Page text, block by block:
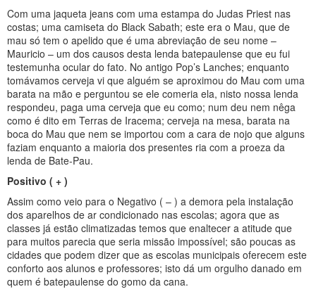
Com uma jaqueta jeans com uma estampa do Judas Priest nas
costas; uma camiseta do Black Sabath; este era o Mau, que de
mau só tem o apelido que é uma abreviação de seu nome –
Mauricio – um dos causos desta lenda batepaulense que eu fui
testemunha ocular do fato. No antigo Pop’s Lanches; enquanto
tomávamos cerveja vi que alguém se aproximou do Mau com uma
barata na mão e perguntou se ele comeria ela, nisto nossa lenda
respondeu, paga uma cerveja que eu como; num deu nem nêga
como é dito em Terras de Iracema; cerveja na mesa, barata na
boca do Mau que nem se importou com a cara de nojo que alguns
faziam enquanto a maioria dos presentes ria com a proeza da
lenda de Bate-Pau.
Positivo ( + )
Assim como veio para o Negativo ( – ) a demora pela instalação
dos aparelhos de ar condicionado nas escolas; agora que as
classes já estão climatizadas temos que enaltecer a atitude que
para muitos parecia que seria missão impossível; são poucas as
cidades que podem dizer que as escolas municipais oferecem este
conforto aos alunos e professores; isto dá um orgulho danado em
quem é batepaulense do gomo da cana.